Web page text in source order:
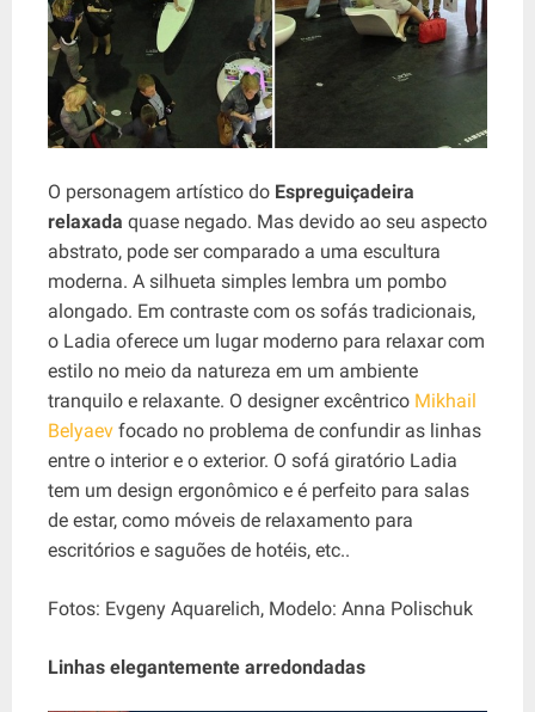
O personagem artístico do Espreguiçadeira
relaxada quase negado. Mas devido ao seu aspecto
abstrato, pode ser comparado a uma escultura
moderna. A silhueta simples lembra um pombo
alongado. Em contraste com os sofás tradicionais,
o Ladia oferece um lugar moderno para relaxar com
estilo no meio da natureza em um ambiente
tranquilo e relaxante. O designer excêntrico Mikhail
Belyaev focado no problema de confundir as linhas
entre o interior e o exterior. O sofá giratório Ladia
tem um design ergonômico e é perfeito para salas
de estar, como móveis de relaxamento para
escritórios e saguões de hotéis, etc..
Fotos: Evgeny Aquarelich, Modelo: Anna Polischuk
Linhas elegantemente arredondadas